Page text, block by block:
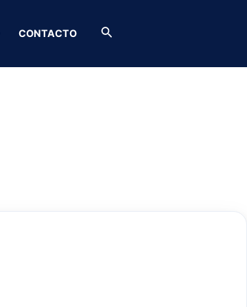
CONTACTO Buscar